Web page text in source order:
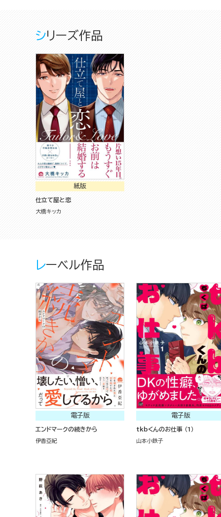
シリーズ作品
紙版
仕立て屋と恋
大橋キッカ
レーベル作品
電子版
エンドマークの続きから
伊香亞紀
電子版
tkbくんのお仕事 （1）
山本小鉄子